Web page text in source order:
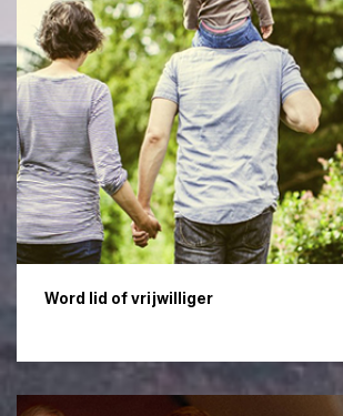
Word lid of vrijwilliger